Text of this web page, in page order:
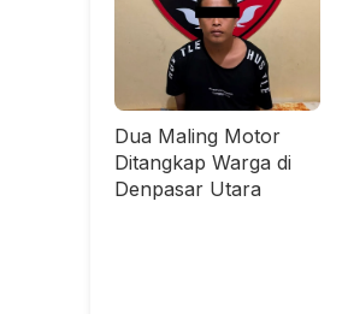
Dua Maling Motor
Ditangkap Warga di
Denpasar Utara